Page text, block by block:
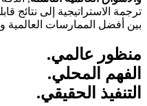
ترجمة الاستراتيجية إلى نتائج
بين أفضل الممارسات العالمية
منظور عالمي.
الفهم المحلي.
التنفيذ الحقيقي.